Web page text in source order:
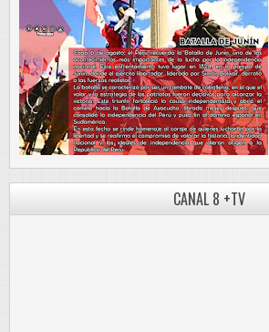
CANAL 8 +TV